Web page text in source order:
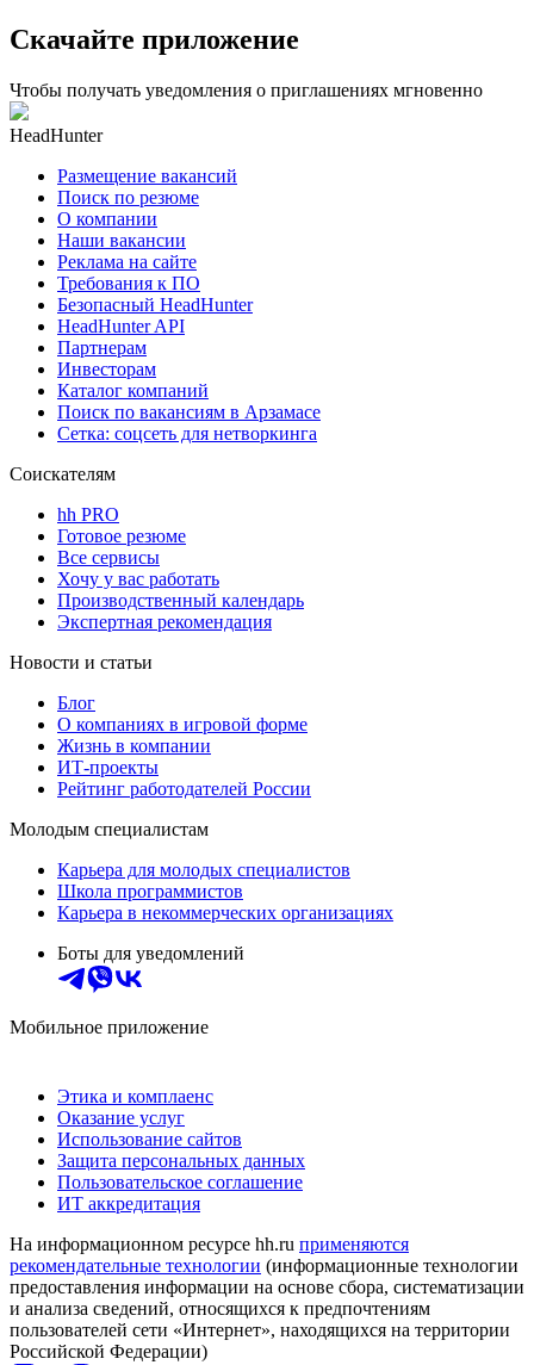
Скачайте приложение
Чтобы получать уведомления о приглашениях мгновенно
HeadHunter
Размещение вакансий
Поиск по резюме
О компании
Наши вакансии
Реклама на сайте
Требования к ПО
Безопасный HeadHunter
HeadHunter API
Партнерам
Инвесторам
Каталог компаний
Поиск по вакансиям в Арзамасе
Сетка: соцсеть для нетворкинга
Соискателям
hh PRO
Готовое резюме
Все сервисы
Хочу у вас работать
Производственный календарь
Экспертная рекомендация
Новости и статьи
Блог
О компаниях в игровой форме
Жизнь в компании
ИТ-проекты
Рейтинг работодателей России
Молодым специалистам
Карьера для молодых специалистов
Школа программистов
Карьера в некоммерческих организациях
Боты для уведомлений
Мобильное приложение
Этика и комплаенс
Оказание услуг
Использование сайтов
Защита персональных данных
Пользовательское соглашение
ИТ аккредитация
На информационном ресурсе hh.ru применяются
рекомендательные технологии (информационные технологии
предоставления информации на основе сбора, систематизации
и анализа сведений, относящихся к предпочтениям
пользователей сети «Интернет», находящихся на территории
Российской Федерации)